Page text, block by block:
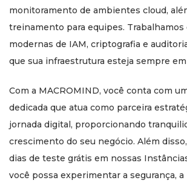
monitoramento de ambientes cloud,
treinamento para equipes.
modernas de IAM, criptografia e
que sua infraestrutura esteja sempre
Com a MACROMIND, você conta com
dedicada que atua como parceira
jornada digital, proporcionando
crescimento do seu negócio. Além
dias de teste grátis em nossas
você possa experimentar a segurança,